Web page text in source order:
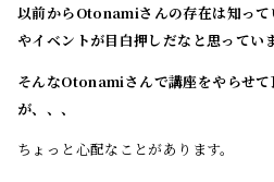
以前からOtonamiさんの存在は知っ
やイベントが目白押しだなと思ってい
そんなOtonamiさんで講座をやらせ
が、、、
ちょっと心配なことがあります。